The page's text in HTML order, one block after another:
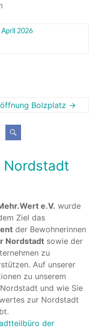
April 2026
Bolzplatz →
Nordstadt
e.V. wurde
Ziel das
der Bewohnerinnen
Nordstadt sowie der
zu
Auf unserer
zu unserem
und wie Sie
zur Nordstadt
der